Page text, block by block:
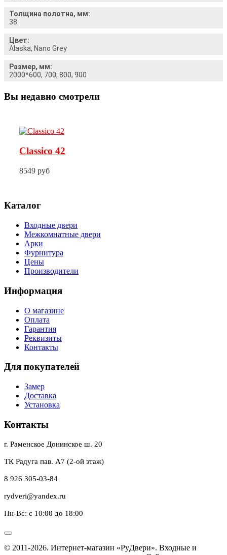
Толщина полотна, мм:
38
Цвет:
Alaska, Nano Grey
Размер, мм:
2000*600, 700, 800, 900
Вы недавно смотрели
Classico 42
8549 руб
Каталог
Входные двери
Межкомнатные двери
Арки
Фурнитура
Цены
Производители
Информация
О магазине
Оплата
Гарантия
Реквизиты
Контакты
Для покупателей
Замер
Доставка
Установка
Контакты
г. Раменское Донинское ш. 20
ТК Радуга пав. А7 (2-ой этаж)
8 926 305-03-84
rydveri@yandex.ru
Пн-Вс: с 10:00 до 18:00
© 2011-2026. Интернет-магазин «РуДвери». Входные и